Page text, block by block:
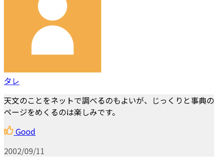
タレ
天文のことをネットで調べるのもよいが、じっくりと事典の
ページをめくるのは楽しみです。
Good
2002/09/11